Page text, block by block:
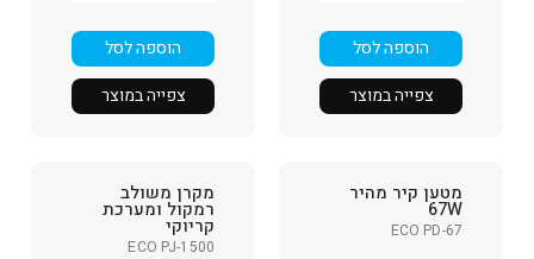
הוספה לסל
צפייה במוצר
הוספה לסל
צפייה במוצר
מטען קיר מהיר
67W
ECO PD-67
מקרן משולב
רמקול ומערכת
קריוקי
ECO PJ-1500